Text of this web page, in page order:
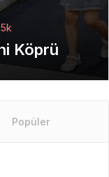
Bir
Popüler